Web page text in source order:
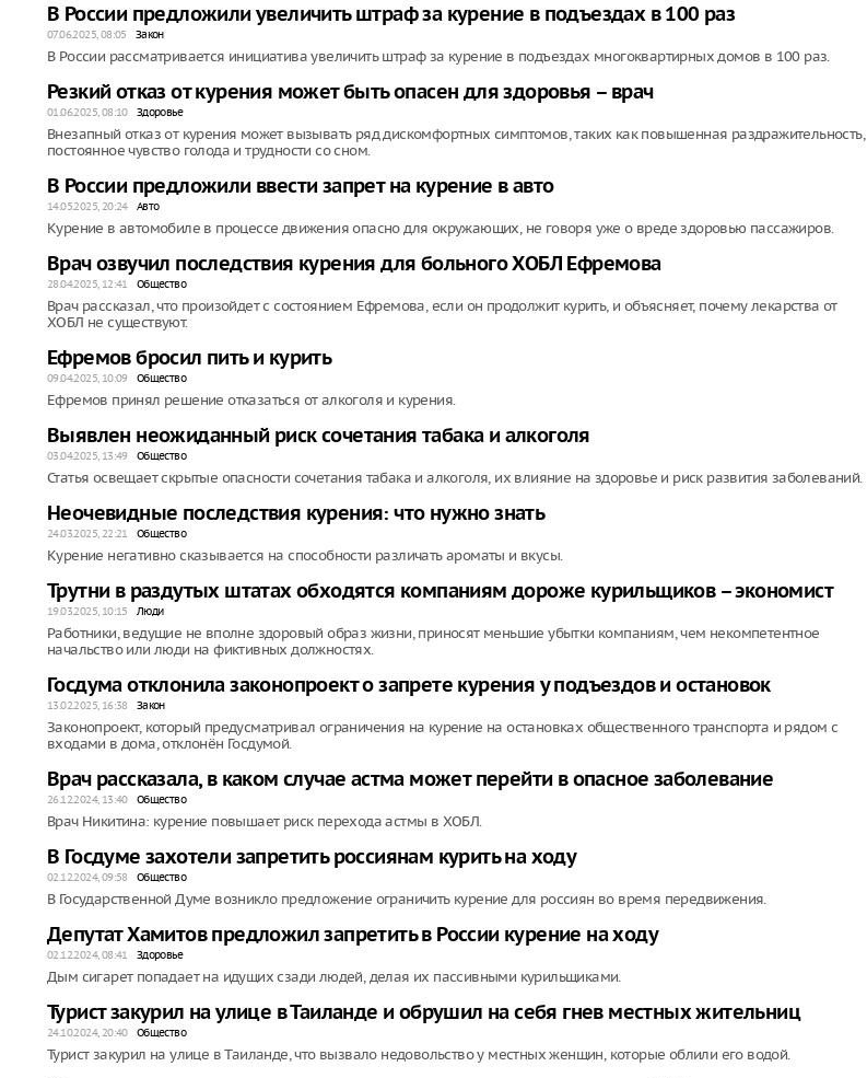
В России предложили увеличить штраф за курение в подъездах в 100 раз
07.06.2025, 08:05 Закон
В России рассматривается инициатива увеличить штраф за курение в подъездах многоквартирных домов в 100 раз.
Резкий отказ от курения может быть опасен для здоровья – врач
01.06.2025, 08:10 Здоровье
Внезапный отказ от курения может вызывать ряд дискомфортных симптомов, таких как повышенная раздражительность,
постоянное чувство голода и трудности со сном.
В России предложили ввести запрет на курение в авто
14.05.2025, 20:24 Авто
Курение в автомобиле в процессе движения опасно для окружающих, не говоря уже о вреде здоровью пассажиров.
Врач озвучил последствия курения для больного ХОБЛ Ефремова
28.04.2025, 12:41 Общество
Врач рассказал, что произойдет с состоянием Ефремова, если он продолжит курить, и объясняет, почему лекарства от
ХОБЛ не существуют.
Ефремов бросил пить и курить
09.04.2025, 10:09 Общество
Ефремов принял решение отказаться от алкоголя и курения.
Выявлен неожиданный риск сочетания табака и алкоголя
03.04.2025, 13:49 Общество
Статья освещает скрытые опасности сочетания табака и алкоголя, их влияние на здоровье и риск развития заболеваний.
Неочевидные последствия курения: что нужно знать
24.03.2025, 22:21 Общество
Курение негативно сказывается на способности различать ароматы и вкусы.
Трутни в раздутых штатах обходятся компаниям дороже курильщиков – экономист
19.03.2025, 10:15 Люди
Работники, ведущие не вполне здоровый образ жизни, приносят меньшие убытки компаниям, чем некомпетентное
начальство или люди на фиктивных должностях.
Госдума отклонила законопроект о запрете курения у подъездов и остановок
13.02.2025, 16:38 Закон
Законопроект, который предусматривал ограничения на курение на остановках общественного транспорта и рядом с
входами в дома, отклонён Госдумой.
Врач рассказала, в каком случае астма может перейти в опасное заболевание
26.12.2024, 13:40 Общество
Врач Никитина: курение повышает риск перехода астмы в ХОБЛ.
В Госдуме захотели запретить россиянам курить на ходу
02.12.2024, 09:58 Общество
В Государственной Думе возникло предложение ограничить курение для россиян во время передвижения.
Депутат Хамитов предложил запретить в России курение на ходу
02.12.2024, 08:41 Здоровье
Дым сигарет попадает на идущих сзади людей, делая их пассивными курильщиками.
Турист закурил на улице в Таиланде и обрушил на себя гнев местных жительниц
24.10.2024, 20:40 Общество
Турист закурил на улице в Таиланде, что вызвало недовольство у местных женщин, которые облили его водой.